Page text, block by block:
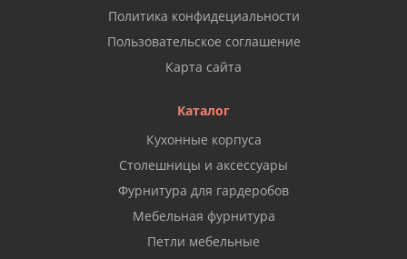
Политика конфидециальности
Пользовательское соглашение
Карта сайта
Каталог
Кухонные корпуса
Столешницы и аксессуары
Фурнитура для гардеробов
Мебельная фурнитура
Петли мебельные